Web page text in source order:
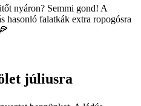
nyáron? Semmi gond! A
hasonló falatkák extra ropogósra
júliusra